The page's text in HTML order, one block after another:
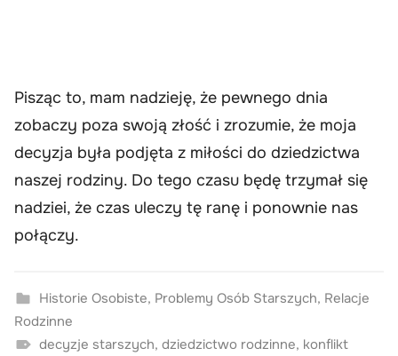
Pisząc to, mam nadzieję, że pewnego dnia
zobaczy poza swoją złość i zrozumie, że moja
decyzja była podjęta z miłości do dziedzictwa
naszej rodziny. Do tego czasu będę trzymał się
nadziei, że czas uleczy tę ranę i ponownie nas
połączy.
Historie Osobiste, Problemy Osób Starszych, Relacje
Rodzinne
decyzje starszych, dziedzictwo rodzinne, konflikt